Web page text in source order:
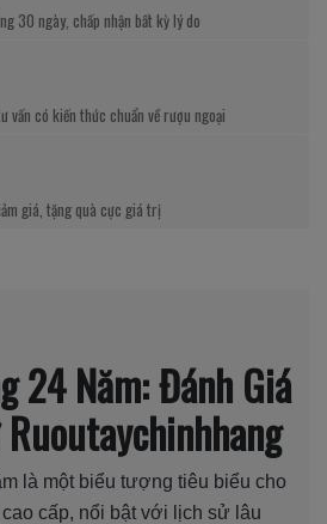
30 ngày, chấp nhận bất kỳ lý do
vấn có kiến thức chuẩn về rượu ngoại
giá, tặng quà cực giá trị
24 Năm: Đánh Giá
là một biểu tượng tiêu biểu cho
cấp, nổi bật với lịch sử lâu